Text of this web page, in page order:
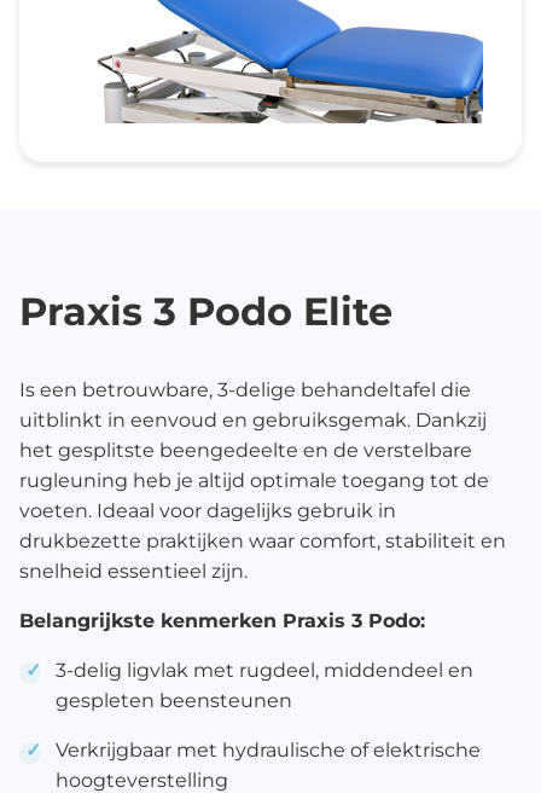
Praxis 3 Podo Elite
Is een betrouwbare, 3-delige behandeltafel die
uitblinkt in eenvoud en gebruiksgemak. Dankzij
het gesplitste beengedeelte en de verstelbare
rugleuning heb je altijd optimale toegang tot de
voeten. Ideaal voor dagelijks gebruik in
drukbezette praktijken waar comfort, stabiliteit en
snelheid essentieel zijn.
Belangrijkste kenmerken Praxis 3 Podo:
3-delig ligvlak met rugdeel, middendeel en
gespleten beensteunen
Verkrijgbaar met hydraulische of elektrische
hoogteverstelling